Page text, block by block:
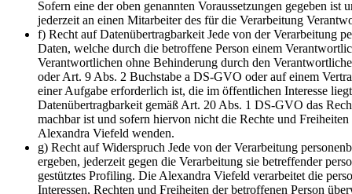
Sofern eine der oben genannten Voraussetzungen gegeben
jederzeit an einen Mitarbeiter des für die Verarbeitung
f) Recht auf Datenübertragbarkeit Jede von der Verarbeitung
Daten, welche durch die betroffene Person einem
Verantwortlichen ohne Behinderung durch den
oder Art. 9 Abs. 2 Buchstabe a DS-GVO oder auf einem
einer Aufgabe erforderlich ist, die im öffentlichen Interesse
Datenübertragbarkeit gemäß Art. 20 Abs. 1 DS-GVO das
machbar ist und sofern hiervon nicht die Rechte und
Alexandra Viefeld wenden.
g) Recht auf Widerspruch Jede von der Verarbeitung
ergeben, jederzeit gegen die Verarbeitung sie betreffender
gestütztes Profiling. Die Alexandra Viefeld verarbeitet die
Interessen, Rechten und Freiheiten der betroffenen Person